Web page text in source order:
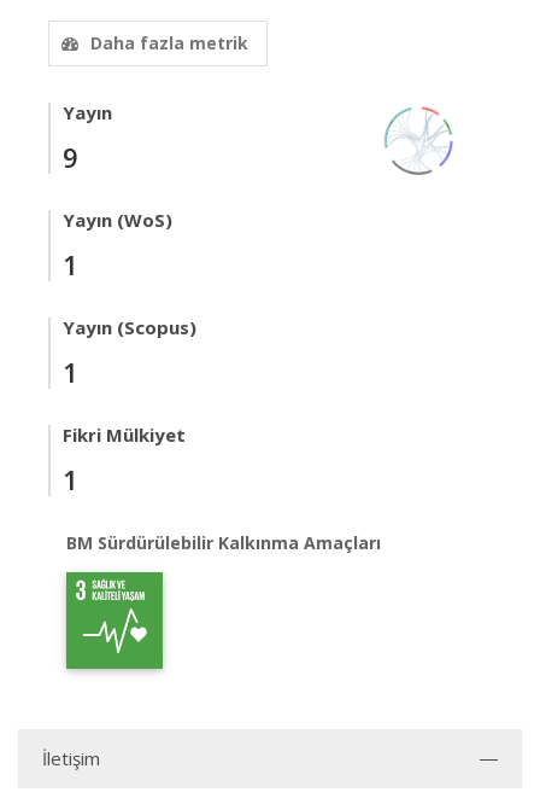
Daha fazla metrik
Yayın
9
Yayın (WoS)
1
Yayın (Scopus)
1
Fikri Mülkiyet
1
BM Sürdürülebilir Kalkınma Amaçları
İletişim